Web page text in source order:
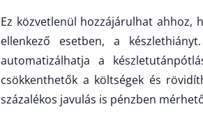
Ez közvetlenül hozzájárulhat ahhoz,
ellenkező esetben, a
automatizálhatja a
csökkenthetők a költségek és
százalékos javulás is pénzben